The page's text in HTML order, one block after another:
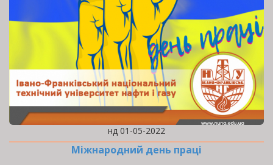
нд 01-05-2022
Міжнародний день праці